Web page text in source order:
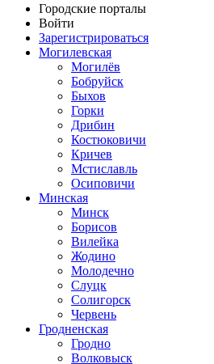
Городские порталы
Войти
Зарегистрироваться
Могилевская
Могилёв
Бобруйск
Быхов
Горки
Дрибин
Костюковичи
Кричев
Мстиславль
Осиповичи
Минская
Минск
Борисов
Вилейка
Жодино
Молодечно
Слуцк
Солигорск
Червень
Гродненская
Гродно
Волковыск